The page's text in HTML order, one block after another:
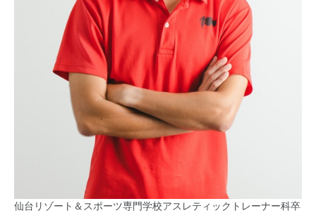
仙台リゾート＆スポーツ専門学校アスレティックトレーナー科卒